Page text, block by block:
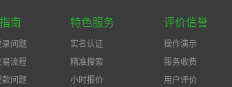
南
录问题
流程
款问题
特色服务
实名认证
精准搜索
小时报价
评价信誉
操作演示
服务收费
用户评价